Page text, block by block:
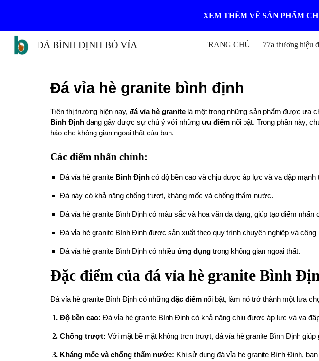
Skip to main content
XEM THÊM VỀ SẢN PHẨM
ĐÁ BÌNH ĐỊNH BÓ VỈA TRANG CHỦ
Đá vỉa hè granite bình định
Trên thị trường hiện nay, đá vỉa hè granitelà một trong những sản phẩm được ưa
Bình Địnhđang gây được sự chú ý với những ưu điểmnổi bật. Trong phần này,
hảo cho không gian ngoại thất của bạn.
Các điểm nhấn chính:
Đá vỉa hè granite Bình Địnhcó độ bền cao và chịu được áp lực và va đập mạnh
Đá này có khả nă ng chống trượt, kháng mốc và chống thấm nước.
Đá vỉa hè granite Bình Định có màu sắc và hoa văn đa dạng, giúp tạo điểm nhấn
Đá vỉa hè granite Bình Định được sản xuất theo quy trình chuyên nghiệp và công
Đá vỉa hè granite Bình Định có nhiều ứng dụngtrong không gian ngoại thất.
Đặc điểm của đá vỉa hè granite Bình
Đá vỉa hè granite Bình Định có những đặc điểmnổi bật, làm nó trở thành một lựa
Độ bền cao: Đá vỉa hè granite Bình Định có khả năng chịu được áp lực và va
Chống trượt: Với mặt bề mặt không trơn trượt, đá vỉa hè granite Bình Định
Kháng mốc và chống thấm nước: Khi sử dụng đá vỉa hè granite Bình Định,